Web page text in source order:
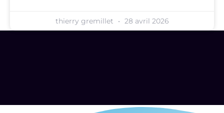
thierry gremillet 28 avril 2026